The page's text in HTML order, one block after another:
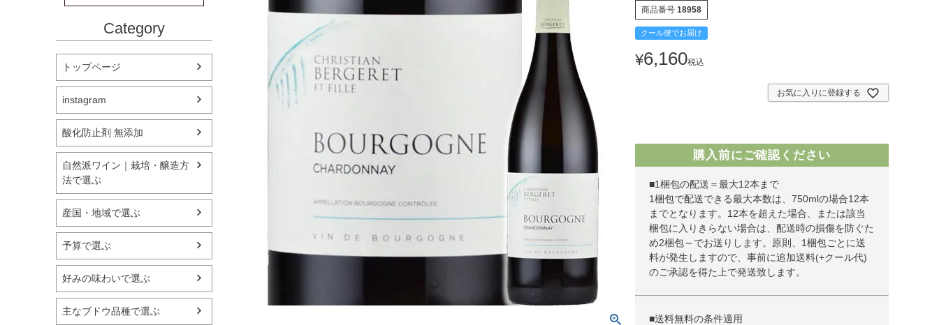
Category
トップページ
instagram
酸化防止剤 無添加
自然派ワイン｜栽培・醸造方
法で選ぶ
産国・地域で選ぶ
予算で選ぶ
好みの味わいで選ぶ
主なブドウ品種で選ぶ
商品番号 18958
クール便でお届け
¥6,160税込
お気に入りに登録する
購入前にご確認ください
■1梱包の配送＝最大12本まで
1梱包で配送できる最大本数は、750mlの場合12本
までとなります。12本を超えた場合、または該当
梱包に入りきらない場合は、配送時の損傷を防ぐた
め2梱包～でお送りします。原則、1梱包ごとに送
料が発生しますので、事前に追加送料(+クール代)
のご承認を得た上で発送致します。
■送料無料の条件適用